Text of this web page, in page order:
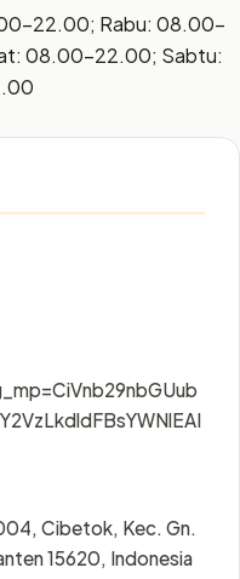
Rabu: 08.00–
08.00–22.00; Sabtu:
Cibetok, Kec. Gn.
15620, Indonesia